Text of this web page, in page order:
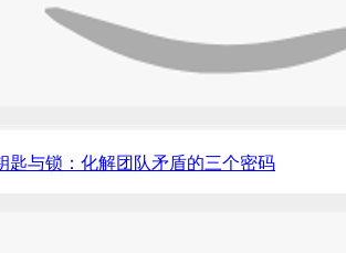
匙与锁：化解团队矛盾的三个密码